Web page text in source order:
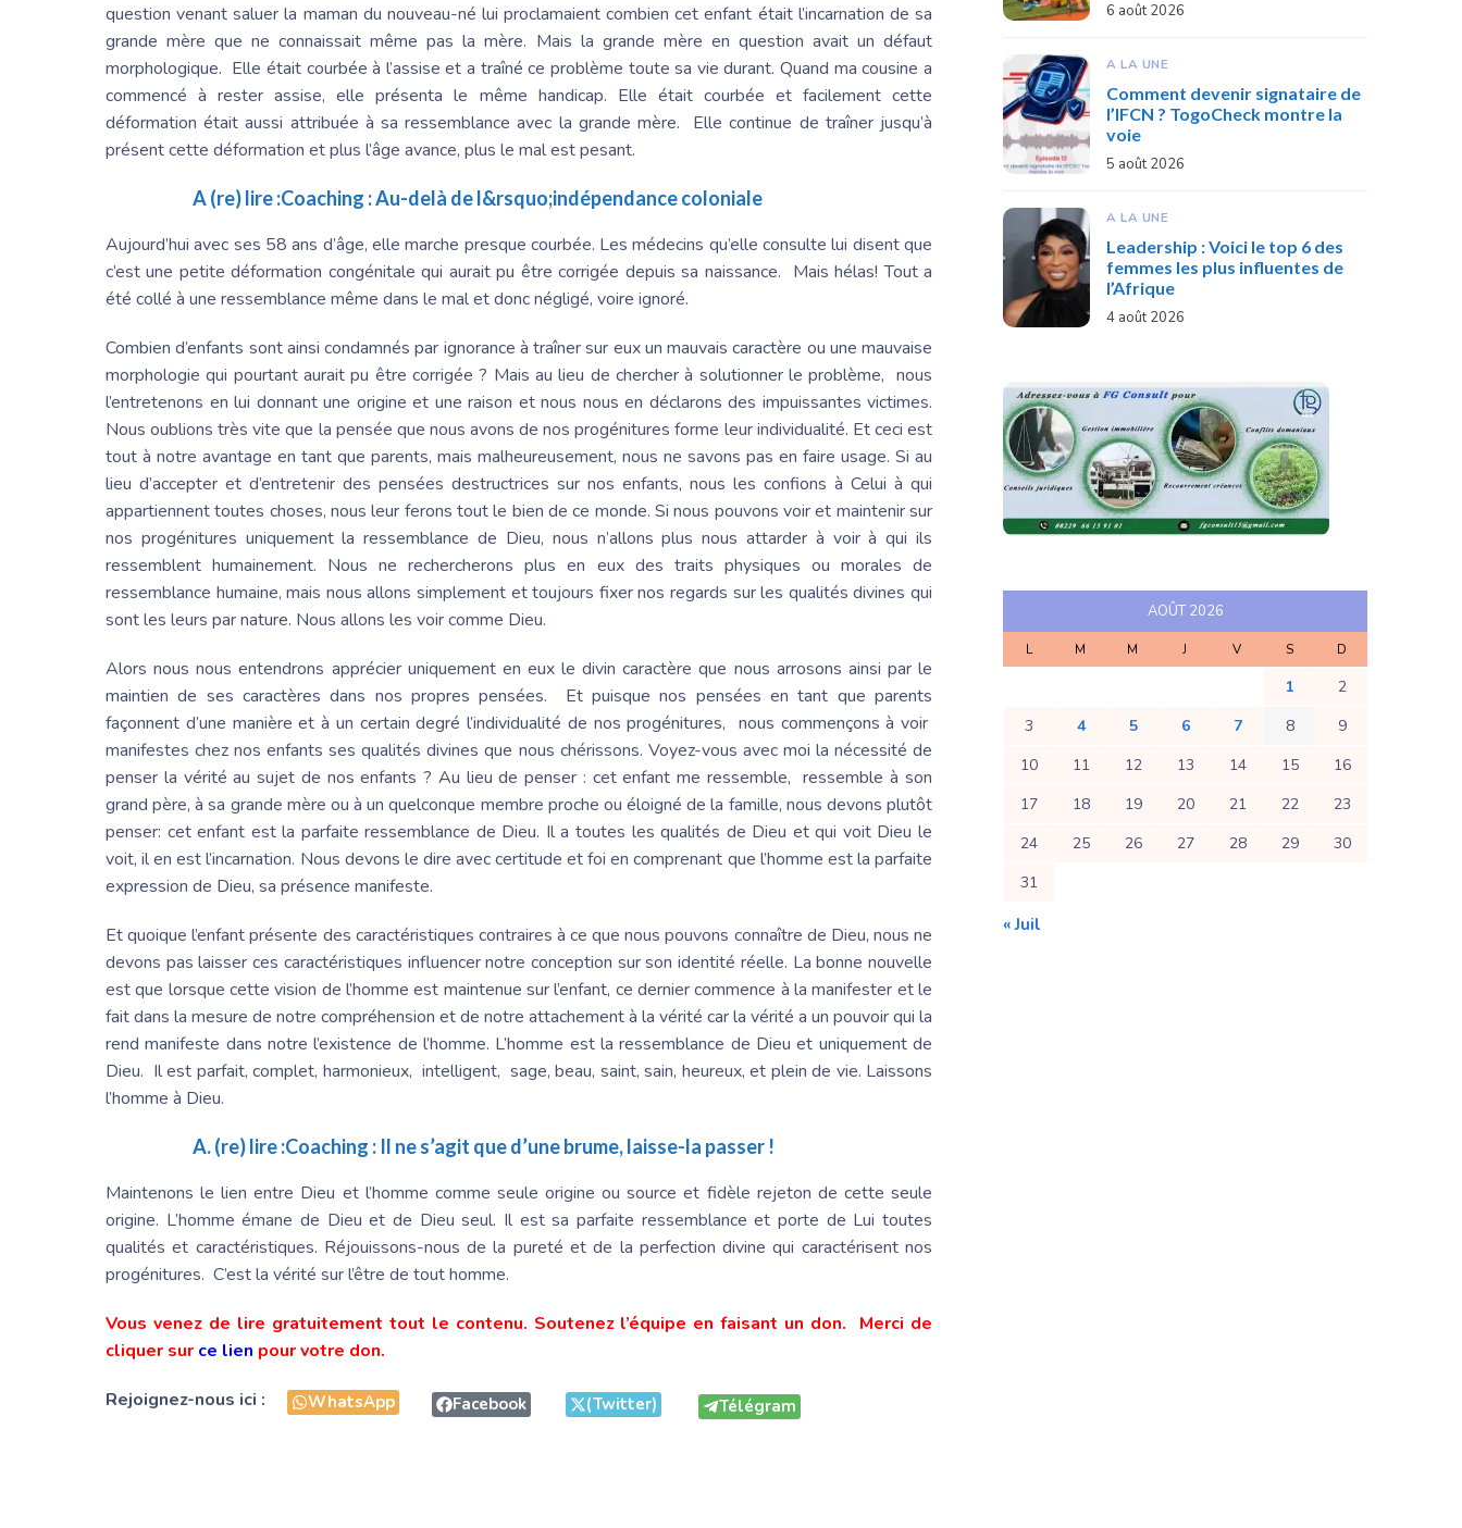
question venant saluer la maman du nouveau-né lui proclamaient combien cet enfant était l’incarnation de sa
grande mère que ne connaissait même pas la mère. Mais la grande mère en question avait un défaut
morphologique. Elle était courbée à l’assise et a traîné ce problème toute sa vie durant. Quand ma cousine a
commencé à rester assise, elle présenta le même handicap. Elle était courbée et facilement cette
déformation était aussi attribuée à sa ressemblance avec la grande mère. Elle continue de traîner jusqu’à
présent cette déformation et plus l’âge avance, plus le mal est pesant.
A (re) lire :Coaching : Au-delà de l&rsquo;indépendance coloniale
Aujourd’hui avec ses 58 ans d’âge, elle marche presque courbée. Les médecins qu’elle consulte lui disent que
c’est une petite déformation congénitale qui aurait pu être corrigée depuis sa naissance. Mais hélas! Tout a
été collé à une ressemblance même dans le mal et donc négligé, voire ignoré.
Combien d’enfants sont ainsi condamnés par ignorance à traîner sur eux un mauvais caractère ou une mauvaise
morphologie qui pourtant aurait pu être corrigée ? Mais au lieu de chercher à solutionner le problème, nous
l’entretenons en lui donnant une origine et une raison et nous nous en déclarons des impuissantes victimes.
Nous oublions très vite que la pensée que nous avons de nos progénitures forme leur individualité. Et ceci est
tout à notre avantage en tant que parents, mais malheureusement, nous ne savons pas en faire usage. Si au
lieu d’accepter et d’entretenir des pensées destructrices sur nos enfants, nous les confions à Celui à qui
appartiennent toutes choses, nous leur ferons tout le bien de ce monde. Si nous pouvons voir et maintenir sur
nos progénitures uniquement la ressemblance de Dieu, nous n’allons plus nous attarder à voir à qui ils
ressemblent humainement. Nous ne rechercherons plus en eux des traits physiques ou morales de
ressemblance humaine, mais nous allons simplement et toujours fixer nos regards sur les qualités divines qui
sont les leurs par nature. Nous allons les voir comme Dieu.
Alors nous nous entendrons apprécier uniquement en eux le divin caractère que nous arrosons ainsi par le
maintien de ses caractères dans nos propres pensées. Et puisque nos pensées en tant que parents
façonnent d’une manière et à un certain degré l’individualité de nos progénitures, nous commençons à voir
manifestes chez nos enfants ses qualités divines que nous chérissons. Voyez-vous avec moi la nécessité de
penser la vérité au sujet de nos enfants ? Au lieu de penser : cet enfant me ressemble, ressemble à son
grand père, à sa grande mère ou à un quelconque membre proche ou éloigné de la famille, nous devons plutôt
penser: cet enfant est la parfaite ressemblance de Dieu. Il a toutes les qualités de Dieu et qui voit Dieu le
voit, il en est l’incarnation. Nous devons le dire avec certitude et foi en comprenant que l’homme est la parfaite
expression de Dieu, sa présence manifeste.
Et quoique l’enfant présente des caractéristiques contraires à ce que nous pouvons connaître de Dieu, nous ne
devons pas laisser ces caractéristiques influencer notre conception sur son identité réelle. La bonne nouvelle
est que lorsque cette vision de l’homme est maintenue sur l’enfant, ce dernier commence à la manifester et le
fait dans la mesure de notre compréhension et de notre attachement à la vérité car la vérité a un pouvoir qui la
rend manifeste dans notre l’existence de l’homme. L’homme est la ressemblance de Dieu et uniquement de
Dieu. Il est parfait, complet, harmonieux, intelligent, sage, beau, saint, sain, heureux, et plein de vie. Laissons
l’homme à Dieu.
A. (re) lire :Coaching : Il ne s’agit que d’une brume, laisse-la passer !
Maintenons le lien entre Dieu et l’homme comme seule origine ou source et fidèle rejeton de cette seule
origine. L’homme émane de Dieu et de Dieu seul. Il est sa parfaite ressemblance et porte de Lui toutes
qualités et caractéristiques. Réjouissons-nous de la pureté et de la perfection divine qui caractérisent nos
progénitures. C’est la vérité sur l’être de tout homme.
Vous venez de lire gratuitement tout le contenu. Soutenez l’équipe en faisant un don. Merci de
cliquer sur ce lien pour votre don.
Rejoignez-nous ici : WhatsApp Facebook (Twitter) Télégram
6 août 2026
A LA UNE
Comment devenir signataire de
l’IFCN ? TogoCheck montre la
voie
5 août 2026
A LA UNE
Leadership : Voici le top 6 des
femmes les plus influentes de
l’Afrique
4 août 2026
AOÛT 2026
L M M J V S D
1
2
3
4 5 6 7 8
9
10
11 12 13 14 15
16
17
18 19 20 21 22
23
24
25 26 27 28 29
30
31
« Juil